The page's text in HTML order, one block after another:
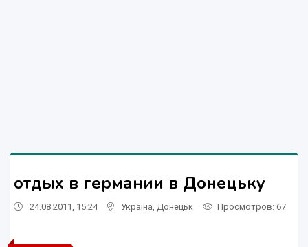
отдых в германии в Донецьку
24.08.2011, 15:24 Україна Донецьк Просмотров: 67